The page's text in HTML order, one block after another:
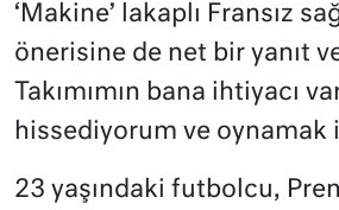
‘Makine’ lakaplı Fransız
önerisine de net bir yanıt
Takımımın bana ihtiyacı
hissediyorum ve oynamak
23 yaşındaki futbolcu,